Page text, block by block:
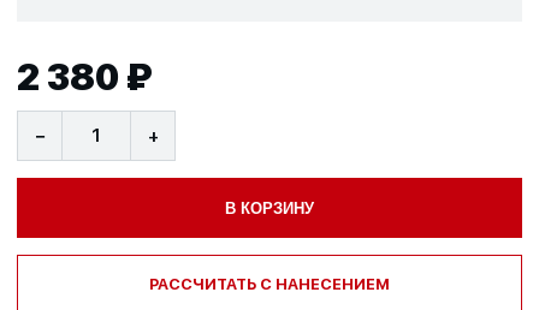
2 380 ₽
− +
В КОРЗИНУ
РАССЧИТАТЬ С НАНЕСЕНИЕМ